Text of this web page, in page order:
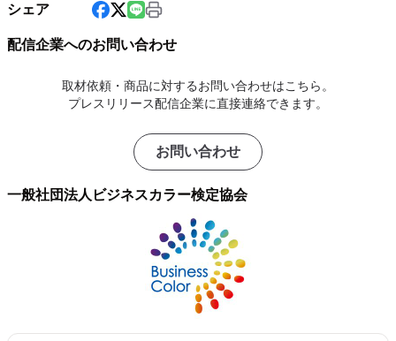
シェア
配信企業へのお問い合わせ
取材依頼・商品に対するお問い合わせはこちら。
プレスリリース配信企業に直接連絡できます。
お問い合わせ
一般社団法人ビジネスカラー検定協会